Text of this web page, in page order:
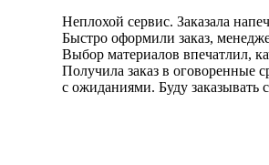
Неплохой сервис. Заказала
Быстро оформили заказ,
Выбор материалов впечатлил,
Получила заказ в оговоренные
с ожиданиями. Буду заказывать